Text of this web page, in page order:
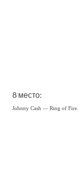
8 место:
Johnny Cash — Ring of Fire.